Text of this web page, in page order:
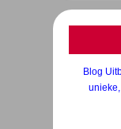
Blog